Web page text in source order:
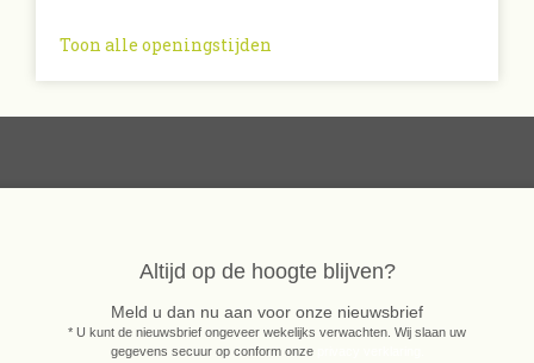
Toon alle openingstijden
Altijd op de hoogte blijven?
Meld u dan nu aan voor onze nieuwsbrief
* U kunt de nieuwsbrief ongeveer wekelijks verwachten. Wij slaan uw
gegevens secuur op conform onze